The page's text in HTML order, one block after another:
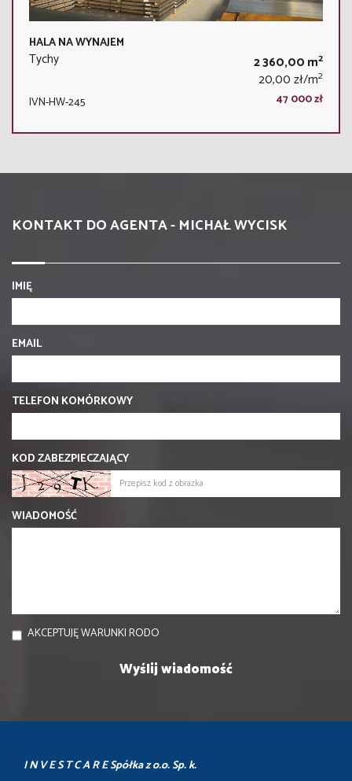
HALA NA WYNAJEM
Tychy 2 360,00 m2
20,00 zł/m2
IVN-HW-245 47 000 zł
KONTAKT DO AGENTA - MICHAŁ WYCISK
IMIĘ
EMAIL
TELEFON KOMÓRKOWY
KOD ZABEZPIECZAJĄCY
WIADOMOŚĆ
AKCEPTUJĘ WARUNKI RODO
I N V E S T C A R E Spółka z o.o. Sp. k.